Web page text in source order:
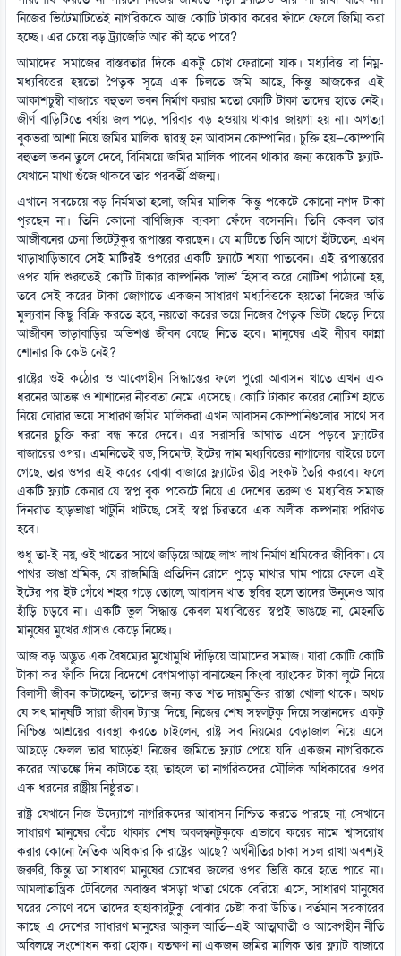
নিজের ভিটেমাটিতেই নাগরিককে আজ কোটি টাকার করের ফাঁদে ফেলে জিম্মি করা
হচ্ছে। এর চেয়ে বড় ট্র্যাজেডি আর কী হতে পারে?
আমাদের সমাজের বাস্তবতার দিকে একটু চোখ ফেরানো যাক। মধ্যবিত্ত বা নিম্ন-
মধ্যবিত্তের হয়তো পৈতৃক সূত্রে এক চিলতে জমি আছে, কিন্তু আজকের এই
আকাশচুম্বী বাজারে বহুতল ভবন নির্মাণ করার মতো কোটি টাকা তাদের হাতে নেই।
জীর্ণ বাড়িটিতে বর্ষায় জল পড়ে, পরিবার বড় হওয়ায় থাকার জায়গা হয় না। অগত্যা
বুকভরা আশা নিয়ে জমির মালিক দ্বারস্থ হন আবাসন কোম্পানির। চুক্তি হয়—কোম্পানি
বহুতল ভবন তুলে দেবে, বিনিময়ে জমির মালিক পাবেন থাকার জন্য কয়েকটি ফ্ল্যাট-
যেখানে মাথা গুঁজে থাকবে তার পরবর্তী প্রজন্ম।
এখানে সবচেয়ে বড় নির্মমতা হলো, জমির মালিক কিন্তু পকেটে কোনো নগদ টাকা
পুরছেন না। তিনি কোনো বাণিজ্যিক ব্যবসা ফেঁদে বসেননি। তিনি কেবল তার
আজীবনের চেনা ভিটেটুকুর রূপান্তর করছেন। যে মাটিতে তিনি আগে হাঁটতেন, এখন
খাড়াখাড়িভাবে সেই মাটিরই ওপরের একটি ফ্ল্যাটে শয্যা পাতবেন। এই রূপান্তরের
ওপর যদি শুরুতেই কোটি টাকার কাল্পনিক ‘লাভ’ হিসাব করে নোটিশ পাঠানো হয়,
তবে সেই করের টাকা জোগাতে একজন সাধারণ মধ্যবিত্তকে হয়তো নিজের অতি
মুল্যবান কিছু বিক্রি করতে হবে, নয়তো করের ভয়ে নিজের পৈতৃক ভিটা ছেড়ে দিয়ে
আজীবন ভাড়াবাড়ির অভিশপ্ত জীবন বেছে নিতে হবে। মানুষের এই নীরব কান্না
শোনার কি কেউ নেই?
রাষ্ট্রের ওই কঠোর ও আবেগহীন সিদ্ধান্তের ফলে পুরো আবাসন খাতে এখন এক
ধরনের আতঙ্ক ও শ্মশানের নীরবতা নেমে এসেছে। কোটি টাকার করের নোটিশ হাতে
নিয়ে ঘোরার ভয়ে সাধারণ জমির মালিকরা এখন আবাসন কোম্পানিগুলোর সাথে সব
ধরনের চুক্তি করা বন্ধ করে দেবে। এর সরাসরি আঘাত এসে পড়বে ফ্ল্যাটের
বাজারের ওপর। এমনিতেই রড, সিমেন্ট, ইটের দাম মধ্যবিত্তের নাগালের বাইরে চলে
গেছে, তার ওপর এই করের বোঝা বাজারে ফ্ল্যাটের তীব্র সংকট তৈরি করবে। ফলে
একটি ফ্ল্যাট কেনার যে স্বপ্ন বুক পকেটে নিয়ে এ দেশের তরুণ ও মধ্যবিত্ত সমাজ
দিনরাত হাড়ভাঙা খাটুনি খাটছে, সেই স্বপ্ন চিরতরে এক অলীক কল্পনায় পরিণত
হবে।
শুধু তা-ই নয়, ওই খাতের সাথে জড়িয়ে আছে লাখ লাখ নির্মাণ শ্রমিকের জীবিকা। যে
পাথর ভাঙা শ্রমিক, যে রাজমিস্ত্রি প্রতিদিন রোদে পুড়ে মাথার ঘাম পায়ে ফেলে এই
ইটের পর ইট গেঁথে শহর গড়ে তোলে, আবাসন খাত স্থবির হলে তাদের উনুনেও আর
হাঁড়ি চড়বে না। একটি ভুল সিদ্ধান্ত কেবল মধ্যবিত্তের স্বপ্নই ভাঙছে না, মেহনতি
মানুষের মুখের গ্রাসও কেড়ে নিচ্ছে।
আজ বড় অদ্ভুত এক বৈষম্যের মুখোমুখি দাঁড়িয়ে আমাদের সমাজ। যারা কোটি কোটি
টাকা কর ফাঁকি দিয়ে বিদেশে বেগমপাড়া বানাচ্ছেন কিংবা ব্যাংকের টাকা লুটে নিয়ে
বিলাসী জীবন কাটাচ্ছেন, তাদের জন্য কত শত দায়মুক্তির রাস্তা খোলা থাকে। অথচ
যে সৎ মানুষটি সারা জীবন ট্যাক্স দিয়ে, নিজের শেষ সম্বলটুকু দিয়ে সন্তানদের একটু
নিশ্চিন্ত আশ্রয়ের ব্যবস্থা করতে চাইলেন, রাষ্ট্র সব নিয়মের বেড়াজাল নিয়ে এসে
আছড়ে ফেলল তার ঘাড়েই! নিজের জমিতে ফ্ল্যাট পেয়ে যদি একজন নাগরিককে
করের আতঙ্কে দিন কাটাতে হয়, তাহলে তা নাগরিকদের মৌলিক অধিকারের ওপর
এক ধরনের রাষ্ট্রীয় নিষ্ঠুরতা।
রাষ্ট্র যেখানে নিজ উদ্যোগে নাগরিকদের আবাসন নিশ্চিত করতে পারছে না, সেখানে
সাধারণ মানুষের বেঁচে থাকার শেষ অবলম্বনটুকুকে এভাবে করের নামে শ্বাসরোধ
করার কোনো নৈতিক অধিকার কি রাষ্ট্রের আছে? অর্থনীতির চাকা সচল রাখা অবশ্যই
জরুরি, কিন্তু তা সাধারণ মানুষের চোখের জলের ওপর ভিত্তি করে হতে পারে না।
আমলাতান্ত্রিক টেবিলের অবাস্তব খসড়া খাতা থেকে বেরিয়ে এসে, সাধারণ মানুষের
ঘরের কোণে বসে তাদের হাহাকারটুকু বোঝার চেষ্টা করা উচিত। বর্তমান সরকারের
কাছে এ দেশের সাধারণ মানুষের আকুল আর্তি—এই আত্মঘাতী ও আবেগহীন নীতি
অবিলম্বে সংশোধন করা হোক। যতক্ষণ না একজন জমির মালিক তার ফ্ল্যাট বাজারে